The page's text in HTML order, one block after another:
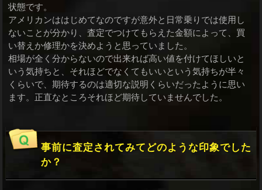
状態です。
アメリカンははじめてなのですが意外と日常乗りでは使用し
ないことが分かり、査定でつけてもらえた金額によって、買
い替えか修理かを決めようと思っていました。
相場が全く分からないので出来れば高い値を付けてほしいと
いう気持ちと、それほどでなくてもいいという気持ちが半々
くらいで、期待するのは適切な説明くらいだったように思い
ます。正直なところそれほど期待していませんでした。
事前に査定されてみてどのような印象でした
か？